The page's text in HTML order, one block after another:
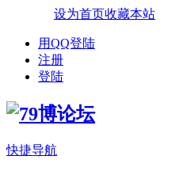
设为首页收藏本站
用QQ登陆
注册
登陆
快捷导航